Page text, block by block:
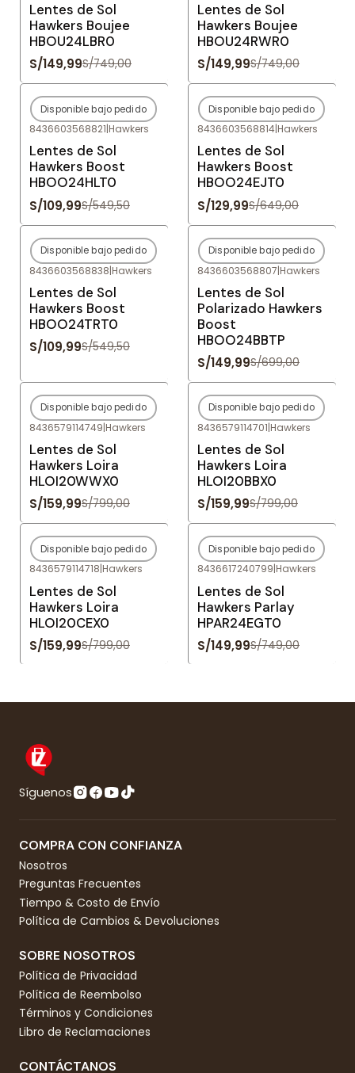
Lentes de Sol
Hawkers Boujee
HBOU24LBR0
S/149,99S/749,00
Lentes de Sol
Hawkers Boujee
HBOU24RWR0
S/149,99S/749,00
-80%OFF
Agotado
Disponible bajo pedido
8436603568821|Hawkers
Lentes de Sol
Hawkers Boost
HBOO24HLT0
S/109,99S/549,50
-80%OFF
Agotado
Disponible bajo pedido
8436603568814|Hawkers
Lentes de Sol
Hawkers Boost
HBOO24EJT0
S/129,99S/649,00
-80%OFF
Agotado
Disponible bajo pedido
8436603568838|Hawkers
Lentes de Sol
Hawkers Boost
HBOO24TRT0
S/109,99S/549,50
-79%OFF
Agotado
Disponible bajo pedido
8436603568807|Hawkers
Lentes de Sol
Polarizado Hawkers
Boost
HBOO24BBTP
S/149,99S/699,00
-80%OFF
Agotado
Disponible bajo pedido
8436579114749|Hawkers
Lentes de Sol
Hawkers Loira
HLOI20WWX0
S/159,99S/799,00
-80%OFF
Agotado
Disponible bajo pedido
8436579114701|Hawkers
Lentes de Sol
Hawkers Loira
HLOI20BBX0
S/159,99S/799,00
-80%OFF
Agotado
Disponible bajo pedido
8436579114718|Hawkers
Lentes de Sol
Hawkers Loira
HLOI20CEX0
S/159,99S/799,00
-80%OFF
Agotado
Disponible bajo pedido
8436617240799|Hawkers
Lentes de Sol
Hawkers Parlay
HPAR24EGT0
S/149,99S/749,00
Síguenos
COMPRA CON CONFIANZA
Nosotros
Preguntas Frecuentes
Tiempo & Costo de Envío
Política de Cambios & Devoluciones
SOBRE NOSOTROS
Política de Privacidad
Política de Reembolso
Términos y Condiciones
Libro de Reclamaciones
CONTÁCTANOS